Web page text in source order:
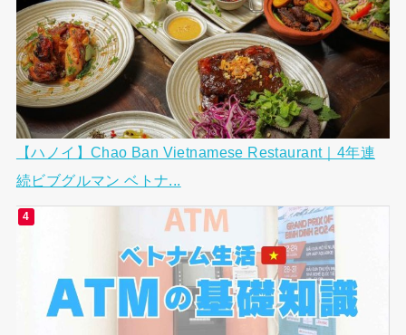
【ハノイ】Chao Ban Vietnamese Restaurant｜4年連
続ビブグルマン ベトナ...